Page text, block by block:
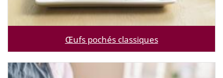
Œufs pochés classiques